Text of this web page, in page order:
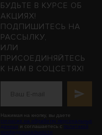
БУДЬТЕ В КУРСЕ ОБ
АКЦИЯХ!
ПОДПИШИТЕСЬ НА
РАССЫЛКУ,
ИЛИ
ПРИСОЕДИНЯЙТЕСЬ
К НАМ В СОЦСЕТЯХ!
Нажимая на кнопку, вы даете
согласие на обработку персональных
данных и соглашаетесь с политикой
конфиденциальности